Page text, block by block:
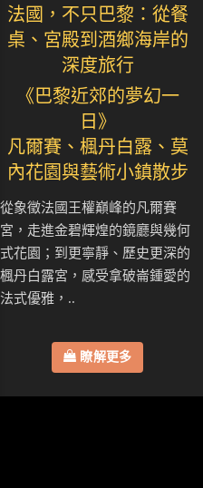
法國，不只巴黎：從餐
桌、宮殿到酒鄉海岸的
深度旅行
《巴黎近郊的夢幻一
日》
凡爾賽、楓丹白露、莫
內花園與藝術小鎮散步
從象徵法國王權巔峰的凡爾賽
宮，走進金碧輝煌的鏡廳與幾何
式花園；到更寧靜、歷史更深的
楓丹白露宮，感受拿破崙鍾愛的
法式優雅，..
瞭解更多